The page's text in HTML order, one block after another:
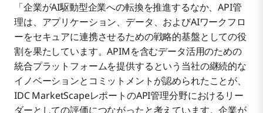
「企業がAI駆動型企業への転換を推進するなか、API管
理は、アプリケーション、データ、およびAIワークフロ
ーをセキュアに連携させるための戦略的基盤としての役
割を果たしています。APIMを含むデータ活用のための
統合プラットフォームを提供するという当社の継続的な
イノベーションとコミットメントが認められたことが、
IDC MarketScapeレポートのAPI管理分野におけるリー
ダーとしての評価につながったと考えています。企業が